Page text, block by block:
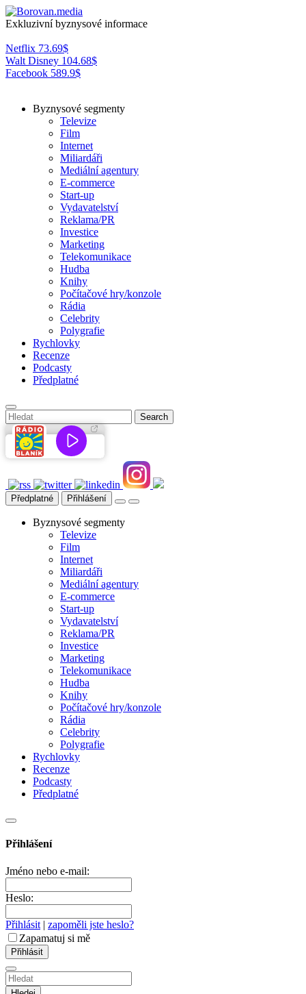
Exkluzivní byznysové informace
Netflix 73.69$
Walt Disney 104.68$
Facebook 589.9$
Byznysové segmenty
Televize
Film
Internet
Miliardáři
Mediální agentury
E-commerce
Start-up
Vydavatelství
Reklama/PR
Investice
Marketing
Telekomunikace
Hudba
Knihy
Počítačové hry/konzole
Rádia
Celebrity
Polygrafie
Rychlovky
Recenze
Podcasty
Předplatné
Předplatné Přihlášení
Byznysové segmenty
Televize
Film
Internet
Miliardáři
Mediální agentury
E-commerce
Start-up
Vydavatelství
Reklama/PR
Investice
Marketing
Telekomunikace
Hudba
Knihy
Počítačové hry/konzole
Rádia
Celebrity
Polygrafie
Rychlovky
Recenze
Podcasty
Předplatné
Přihlášení
Jméno nebo e-mail:
Heslo:
Přihlásit | zapoměli jste heslo?
Zapamatuj si mě